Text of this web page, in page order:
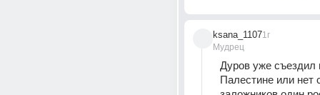
ksana_1107
Мудрец
1г
Дуров уже съездил
Палестине или нет